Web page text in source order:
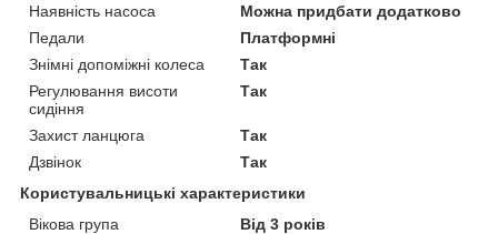
Наявність насоса
Можна придбати додатково
Педали
Платформні
Знімні допоміжні колеса
Так
Регулювання висоти
сидіння
Так
Захист ланцюга
Так
Дзвінок
Так
Користувальницькі характеристики
Вікова група
Від 3 років